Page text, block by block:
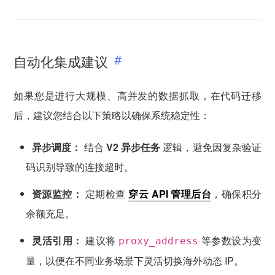
自动化集成建议
如果您是进行大规模、高并发的数据抓取，在代码迁移
后，建议您结合以下策略以确保系统稳定性：
异步调度： 结合 V2 异步任务逻辑，避免因复杂验证
码识别导致的连接超时。
资源监控： 定期检查穿云 API 管理后台 ，确保积分
余额充足。
灵活引用： 建议将 proxy_address 等参数设为变
量，以便在不同业务场景下灵活切换海外动态 IP。